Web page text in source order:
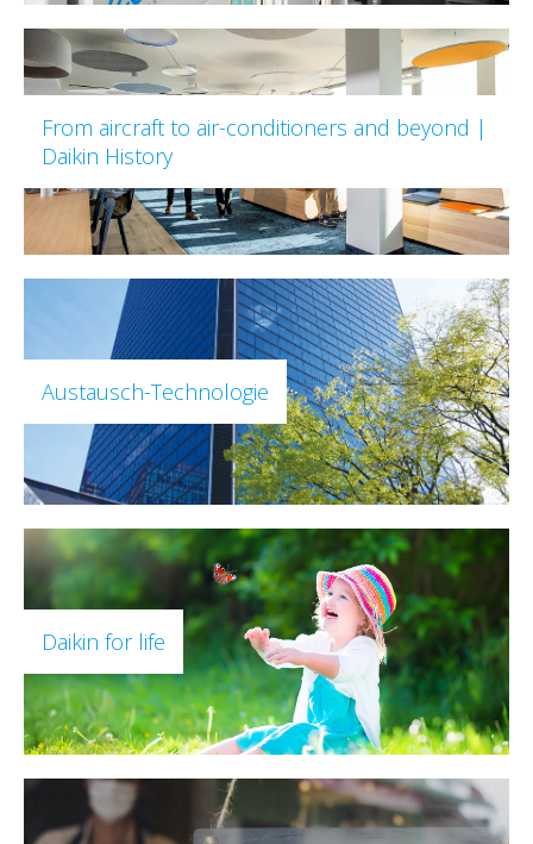
From aircraft to air-conditioners and beyond |
Daikin History
Austausch-Technologie
Daikin for life